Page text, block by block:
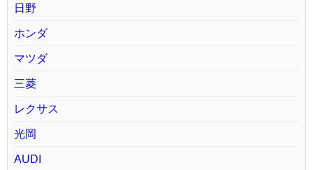
日野
ホンダ
マツダ
三菱
レクサス
光岡
AUDI